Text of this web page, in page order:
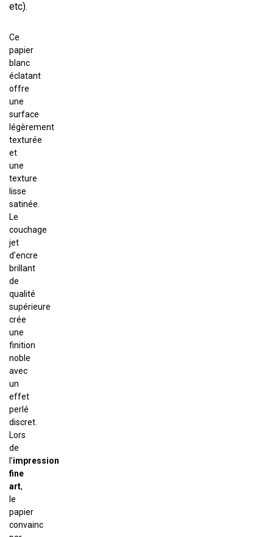
etc).
Ce
papier
blanc
éclatant
offre
une
surface
légèrement
texturée
et
une
texture
lisse
satinée.
Le
couchage
jet
d’encre
brillant
de
qualité
supérieure
crée
une
finition
noble
avec
un
effet
perlé
discret.
Lors
de
l’impression
fine
art,
le
papier
convainc